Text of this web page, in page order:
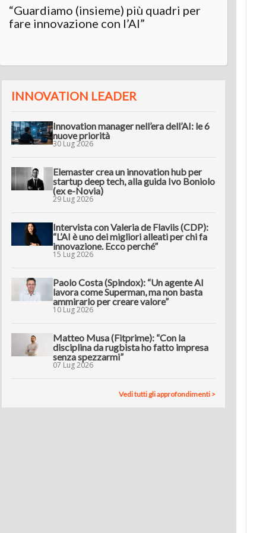
“Guardiamo (insieme) più quadri per
fare innovazione con l’AI”
INNOVATION LEADER
Innovation manager nell’era dell’AI: le 6
nuove priorità
30 Lug 2026
Elemaster crea un innovation hub per
startup deep tech, alla guida Ivo Boniolo
(ex e-Novia)
29 Lug 2026
Intervista con Valeria de Flaviis (CDP):
“L’AI è uno dei migliori alleati per chi fa
innovazione. Ecco perché”
15 Lug 2026
Paolo Costa (Spindox): “Un agente AI
lavora come Superman, ma non basta
ammirarlo per creare valore”
10 Lug 2026
Matteo Musa (Fitprime): “Con la
disciplina da rugbista ho fatto impresa
senza spezzarmi”
07 Lug 2026
Vedi tutti gli approfondimenti >